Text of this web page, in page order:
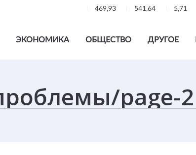
469,93 541,64 5,71
ЭКОНОМИКА ОБЩЕСТВО ДРУГОЕ